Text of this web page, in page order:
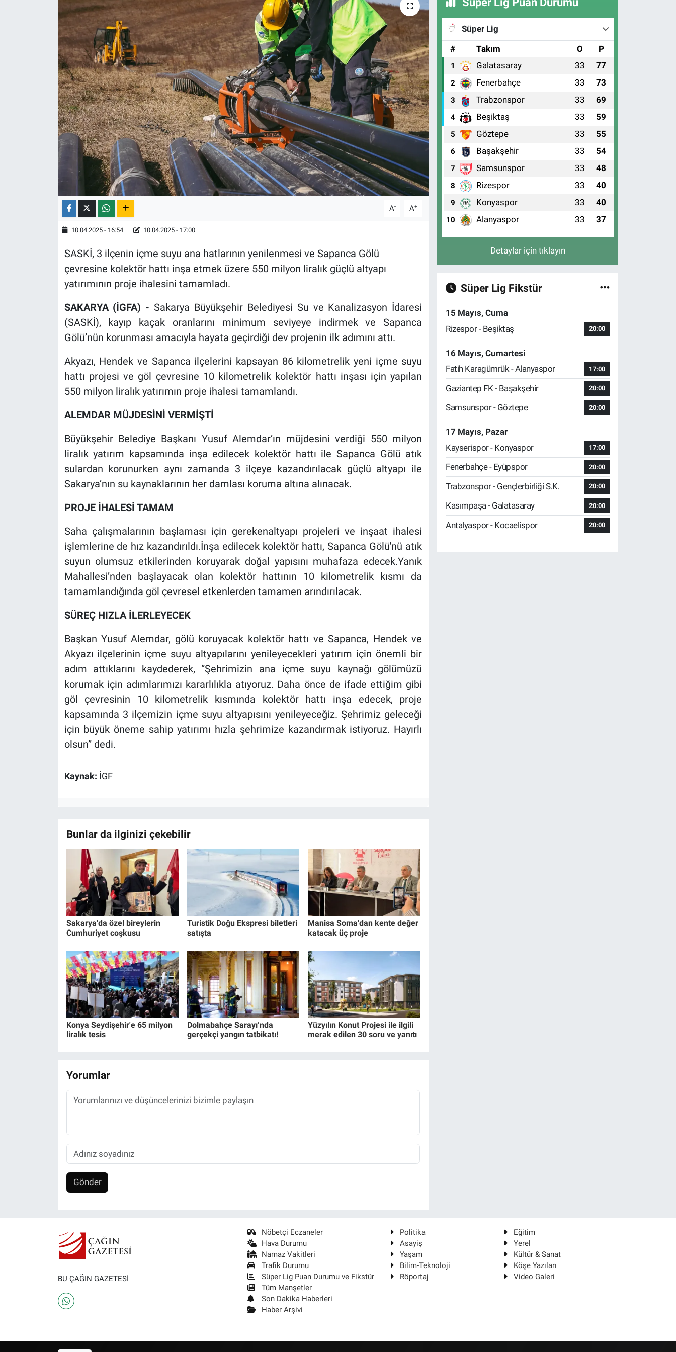
A- A+
10.04.2025 - 16:54 10.04.2025 - 17:00
SASKİ, 3 ilçenin içme suyu ana hatlarının yenilenmesi ve Sapanca Gölü
çevresine kolektör hattı inşa etmek üzere 550 milyon liralık güçlü altyapı
yatırımının proje ihalesini tamamladı.
SAKARYA (İGFA) -Sakarya Büyükşehir Belediyesi Su ve Kanalizasyon İdaresi
(SASKİ), kayıp kaçak oranlarını minimum seviyeye indirmek ve Sapanca
Gölü’nün korunması amacıyla hayata geçirdiği dev projenin ilk adımını attı.
Akyazı, Hendek ve Sapanca ilçelerini kapsayan 86 kilometrelik yeni içme suyu
hattı projesi ve göl çevresine 10 kilometrelik kolektör hattı inşası için yapılan
550 milyon liralık yatırımın proje ihalesi tamamlandı.
ALEMDAR MÜJDESİNİ VERMİŞTİ
Büyükşehir Belediye Başkanı Yusuf Alemdar’ın müjdesini verdiği 550 milyon
liralık yatırım kapsamında inşa edilecek kolektör hattı ile Sapanca Gölü atık
sulardan korunurken aynı zamanda 3 ilçeye kazandırılacak güçlü altyapı ile
Sakarya’nın su kaynaklarının her damlası koruma altına alınacak.
PROJE İHALESİ TAMAM
Saha çalışmalarının başlaması için gerekenaltyapı projeleri ve inşaat ihalesi
işlemlerine de hız kazandırıldı.İnşa edilecek kolektör hattı, Sapanca Gölü'nü atık
suyun olumsuz etkilerinden koruyarak doğal yapısını muhafaza edecek.Yanık
Mahallesi’nden başlayacak olan kolektör hattının 10 kilometrelik kısmı da
tamamlandığında göl çevresel etkenlerden tamamen arındırılacak.
SÜREÇ HIZLA İLERLEYECEK
Başkan Yusuf Alemdar, gölü koruyacak kolektör hattı ve Sapanca, Hendek ve
Akyazı ilçelerinin içme suyu altyapılarını yenileyecekleri yatırım için önemli bir
adım attıklarını kaydederek, “Şehrimizin ana içme suyu kaynağı gölümüzü
korumak için adımlarımızı kararlılıkla atıyoruz. Daha önce de ifade ettiğim gibi
göl çevresinin 10 kilometrelik kısmında kolektör hattı inşa edecek, proje
kapsamında 3 ilçemizin içme suyu altyapısını yenileyeceğiz. Şehrimiz geleceği
için büyük öneme sahip yatırımı hızla şehrimize kazandırmak istiyoruz. Hayırlı
olsun” dedi.
Kaynak: İGF
Bunlar da ilginizi çekebilir
Sakarya'da özel bireylerin
Cumhuriyet coşkusu
Turistik Doğu Ekspresi biletleri
satışta
Manisa Soma'dan kente değer
katacak üç proje
Konya Seydişehir'e 65 milyon
liralık tesis
Dolmabahçe Sarayı’nda
gerçekçi yangın tatbikatı!
Yüzyılın Konut Projesi ile ilgili
merak edilen 30 soru ve yanıtı
Yorumlar
Gönder
Süper Lig
#
Takım O P
1 Galatasaray 33 77
2 Fenerbahçe 33 73
3 Trabzonspor 33 69
4 Beşiktaş 33 59
5 Göztepe 33 55
6 Başakşehir 33 54
7 Samsunspor 33 48
8 Rizespor 33 40
9 Konyaspor 33 40
10 Alanyaspor 33 37
Detaylar için tıklayın
Süper Lig Fikstür
15 Mayıs, Cuma
Rizespor - Beşiktaş
20:00
16 Mayıs, Cumartesi
Fatih Karagümrük - Alanyaspor
17:00
Gaziantep FK - Başakşehir 20:00
Samsunspor - Göztepe 20:00
17 Mayıs, Pazar
Kayserispor - Konyaspor
17:00
Fenerbahçe - Eyüpspor 20:00
Trabzonspor - Gençlerbirliği S.K. 20:00
Kasımpaşa - Galatasaray 20:00
Antalyaspor - Kocaelispor 20:00
BU ÇAĞIN GAZETESİ
Nöbetçi Eczaneler
Hava Durumu
Namaz Vakitleri
Trafik Durumu
Süper Lig Puan Durumu ve Fikstür
Tüm Manşetler
Son Dakika Haberleri
Haber Arşivi
Politika
Eğitim
Asayiş
Yerel
Yaşam
Kültür & Sanat
Bilim-Teknoloji
Köşe Yazıları
Röportaj
Video Galeri
Röportaj
Video Galeri